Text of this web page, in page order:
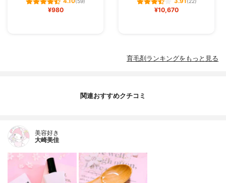
(59)
¥980
(22)
¥10,670
育毛剤ランキングをもっと見る
関連おすすめクチコミ
美容好き
大崎美佳